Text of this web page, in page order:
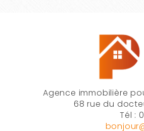
Agence immobilière
68 rue du
Tél :